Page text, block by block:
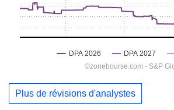
Plus de révisions d'analystes